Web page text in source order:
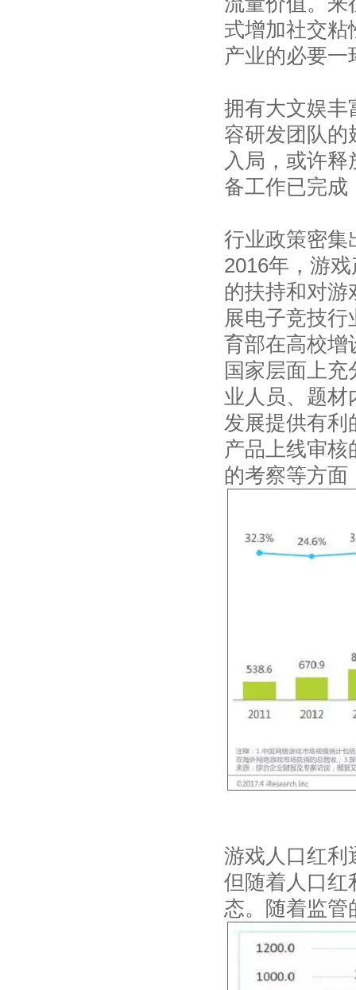
式增加社交粘
产业的必要一
拥有大文娱丰
容研发团队的
入局，或许
备工作已完成
行业政策密集
2016年，游
的扶持和对游
展电子竞技
育部在高校增
国家层面上
业人员、题材
发展提供有利
产品上线审
的考察等方面
游戏人口红利
但随着人口红
态。随着监管